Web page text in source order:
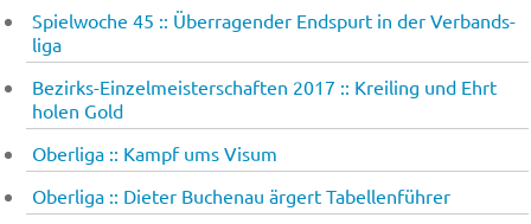
Spielwoche 45 :: Über­ra­gen­der End­spurt in der Ver­bands­
li­ga
Bezirks-Einzelmeisterschaften 2017 :: Krei­ling und Ehrt
ho­len Gold
Oberliga :: Kampf ums Vi­sum
Oberliga :: Dieter Buch­enau är­gert Ta­bel­len­füh­rer